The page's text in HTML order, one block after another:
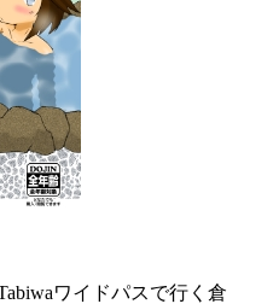
ワイドパスで行く倉